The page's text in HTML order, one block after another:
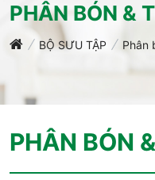
PHÂN BÓN &
BỘ SƯU TẬP Phân
PHÂN BÓN